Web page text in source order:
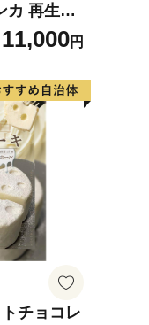
カ 再生紙
品 無香料
市 送料無
11,000円
チョコレ